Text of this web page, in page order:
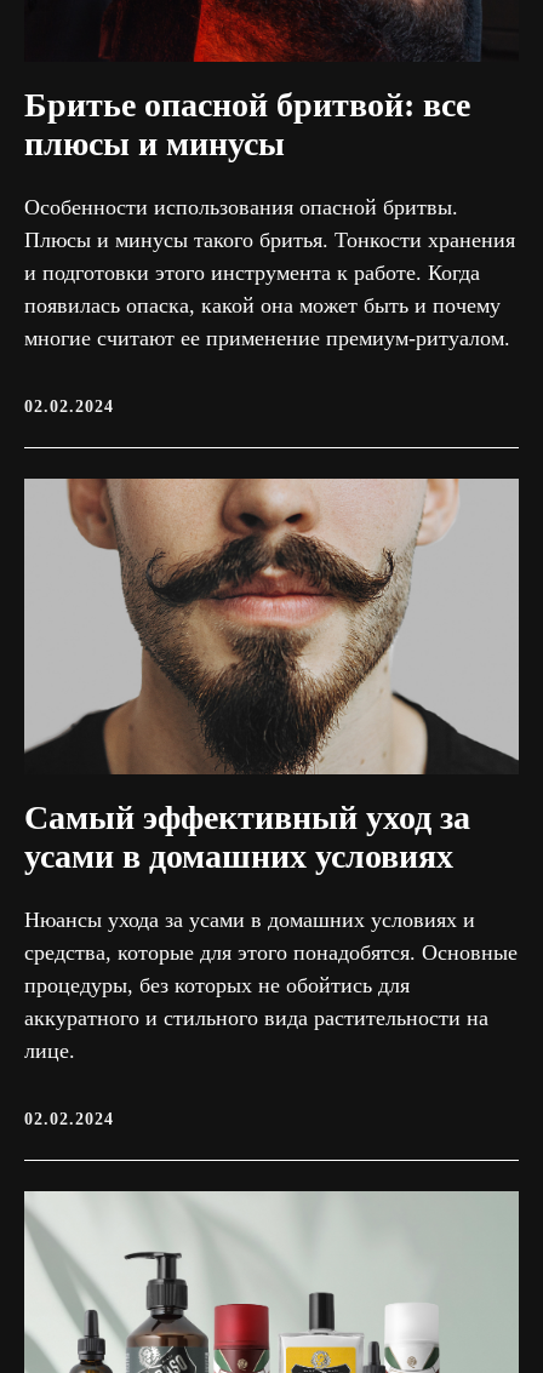
Бритье опасной бритвой: все
плюсы и минусы
Особенности использования опасной бритвы.
Плюсы и минусы такого бритья. Тонкости хранения
и подготовки этого инструмента к работе. Когда
появилась опаска, какой она может быть и почему
многие считают ее применение премиум-ритуалом.
02.02.2024
Самый эффективный уход за
усами в домашних условиях
Нюансы ухода за усами в домашних условиях и
средства, которые для этого понадобятся. Основные
процедуры, без которых не обойтись для
аккуратного и стильного вида растительности на
лице.
02.02.2024